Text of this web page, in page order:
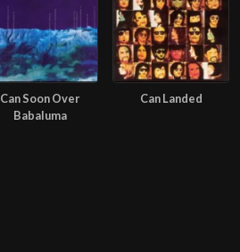
Can Soon Over
Babaluma
Can Landed